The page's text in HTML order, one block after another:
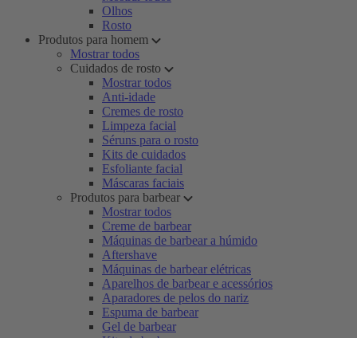
Olhos
Rosto
Produtos para homem
Mostrar todos
Cuidados de rosto
Mostrar todos
Anti-idade
Cremes de rosto
Limpeza facial
Séruns para o rosto
Kits de cuidados
Esfoliante facial
Máscaras faciais
Produtos para barbear
Mostrar todos
Creme de barbear
Máquinas de barbear a húmido
Aftershave
Máquinas de barbear elétricas
Aparelhos de barbear e acessórios
Aparadores de pelos do nariz
Espuma de barbear
Gel de barbear